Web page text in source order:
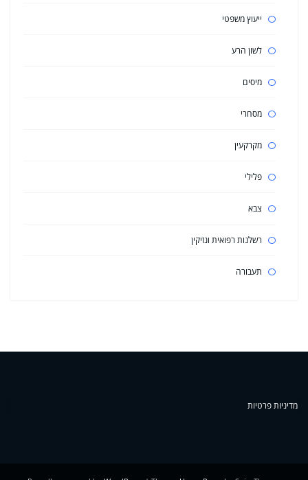
ייעוץ משפטי
לשון הרע
מיסים
מסחרי
מקרקעין
פלילי
צבא
רשלנות רפואית ונזיקין
תעבורה
מדיניות פרטיות